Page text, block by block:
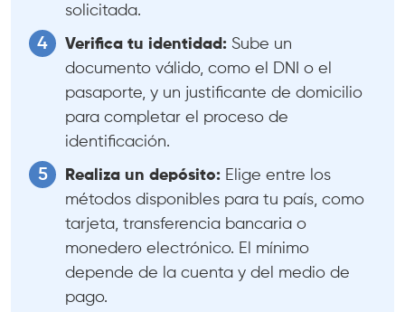
solicitada.
Verifica tu identidad: Sube un
documento válido, como el DNI o el
pasaporte, y un justificante de domicilio
para completar el proceso de
identificación.
Realiza un depósito: Elige entre los
métodos disponibles para tu país, como
tarjeta, transferencia bancaria o
monedero electrónico. El mínimo
depende de la cuenta y del medio de
pago.